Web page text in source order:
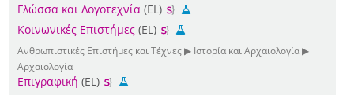
Γλώσσα και Λογοτεχνία (EL)
Κοινωνικές Επιστήμες (EL)
Ανθρωπιστικές Επιστήμες και Τέχνες ▶ Ιστορία και Αρχαιολογία ▶
Αρχαιολογία
Επιγραφική (EL)